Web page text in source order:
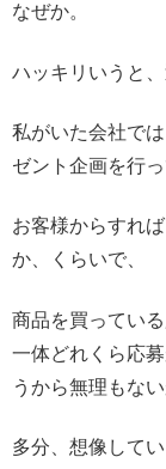
なぜか。
ハッキリいうと
私がいた会社で
ゼント企画を行っ
お客様からすれ
か、くらいで、
商品を買ってい
一体どれくら応
うから無理もない
多分、想像して